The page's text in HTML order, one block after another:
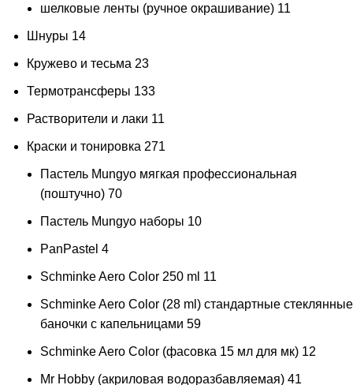
шелковые ленты (ручное окрашивание) 11
Шнуры 14
Кружево и тесьма 23
Термотрансферы 133
Растворители и лаки 11
Краски и тонировка 271
Пастель Mungyo мягкая профессиональная
(поштучно) 70
Пастель Mungyo наборы 10
PanPastel 4
Schminke Aero Color 250 ml 11
Schminke Aero Color (28 ml) стандартные стеклянные
баночки с капельницами 59
Schminke Aero Color (фасовка 15 мл для мк) 12
Mr Hobby (акриловая водоразбавляемая) 41